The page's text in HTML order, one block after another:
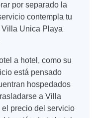
por separado la
contempla tu
Unica Playa
a hotel, como su
está pensado
hospedados
a Villa
precio del servicio